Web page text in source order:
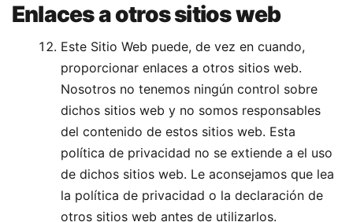
Enlaces a otros sitios web
Este Sitio Web puede, de vez en cuando,
proporcionar enlaces a otros sitios web.
Nosotros no tenemos ningún control sobre
dichos sitios web y no somos responsables
del contenido de estos sitios web. Esta
política de privacidad no se extiende a el uso
de dichos sitios web. Le aconsejamos que lea
la política de privacidad o la declaración de
otros sitios web antes de utilizarlos.